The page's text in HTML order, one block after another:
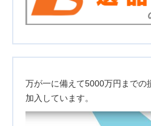
万が一に備えて5000万円までの
加入しています。